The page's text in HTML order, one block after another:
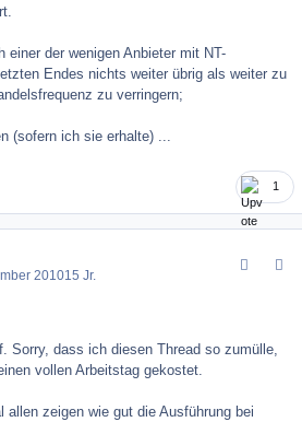
einer der wenigen Anbieter mit NT-
Endes nichts weiter übrig als weiter zu
zu verringern;
(sofern ich sie erhalte) ...
1
201015 Jr.
. Sorry, dass ich diesen Thread so zumülle,
vollen Arbeitstag gekostet.
zeigen wie gut die Ausführung bei